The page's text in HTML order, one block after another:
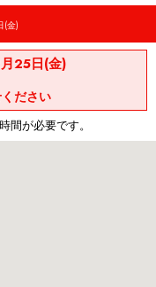
(金)
25日(金)
ださい
間が必要です。